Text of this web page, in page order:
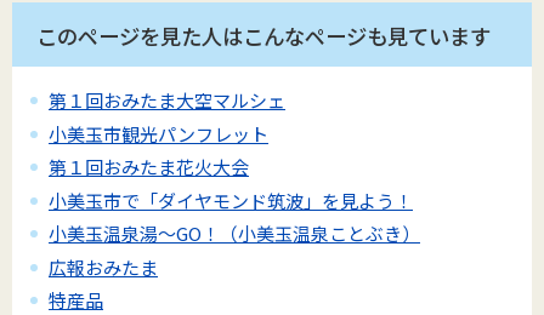
このページを見た人はこんなページも見ています
第１回おみたま大空マルシェ
小美玉市観光パンフレット
第１回おみたま花火大会
小美玉市で「ダイヤモンド筑波」を見よう！
小美玉温泉湯～GO！（小美玉温泉ことぶき）
広報おみたま
特産品